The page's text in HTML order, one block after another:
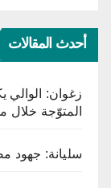
أحدث المقالات
زغوان: الوالي
المتوّجة خلال موسم
سليانة: جهود